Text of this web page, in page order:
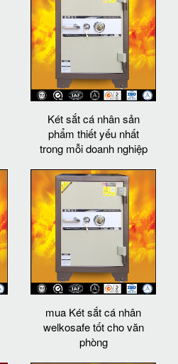
Két sắt cá nhân sản
phẩm thiết yếu nhất
trong mỗi doanh nghiệp
mua Két sắt cá nhân
welkosafe tốt cho văn
phòng